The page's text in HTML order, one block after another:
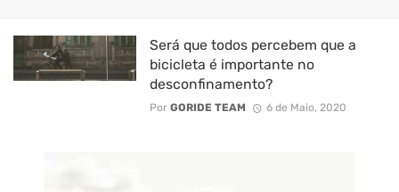
Será que todos percebem que a
bicicleta é importante no
desconfinamento?
Por GORIDE TEAM 6 de Maio, 2020